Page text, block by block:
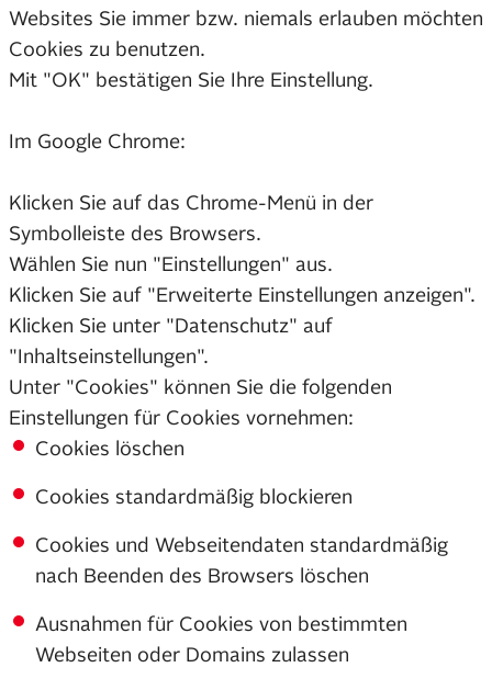
Websites Sie immer bzw. niemals erlauben möchten
Cookies zu benutzen.
Mit "OK" bestätigen Sie Ihre Einstellung.
Im Google Chrome:
Klicken Sie auf das Chrome-Menü in der
Symbolleiste des Browsers.
Wählen Sie nun "Einstellungen" aus.
Klicken Sie auf "Erweiterte Einstellungen anzeigen".
Klicken Sie unter "Datenschutz" auf
"Inhaltseinstellungen".
Unter "Cookies" können Sie die folgenden
Einstellungen für Cookies vornehmen:
Cookies löschen
Cookies standardmäßig blockieren
Cookies und Webseitendaten standardmäßig
nach Beenden des Browsers löschen
Ausnahmen für Cookies von bestimmten
Webseiten oder Domains zulassen